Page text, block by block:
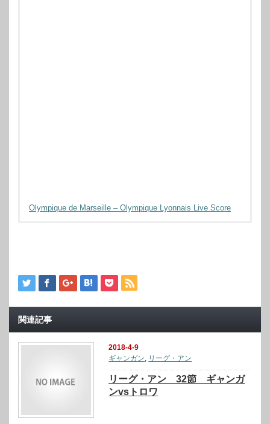
Olympique de Marseille – Olympique Lyonnais Live Score
関連記事
2018-4-9
ギャンガン
リーグ・アン
リーグ・アン 32節 ギャンガ
ンvsトロワ